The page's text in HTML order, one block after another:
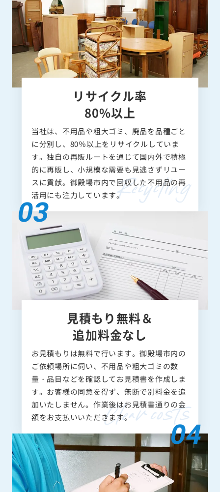
リサイクル率
80%以上
当社は、不用品や粗大ゴミ、廃品を品種ごと
に分別し、80％以上をリサイクルしていま
す。独自の再販ルートを通じて国内外で積極
的に再販し、小規模な需要も見逃さずリユー
スに貢献。御殿場市内で回収した不用品の再
活用にも注力しています。
見積もり無料＆
追加料金なし
お見積もりは無料で行います。御殿場市内の
ご依頼場所に伺い、不用品や粗大ゴミの数
量・品目などを確認してお見積書を作成しま
す。お客様の同意を得ず、無断で別料金を追
加いたしません。作業後はお見積書通りの金
額をお支払いいただきます。